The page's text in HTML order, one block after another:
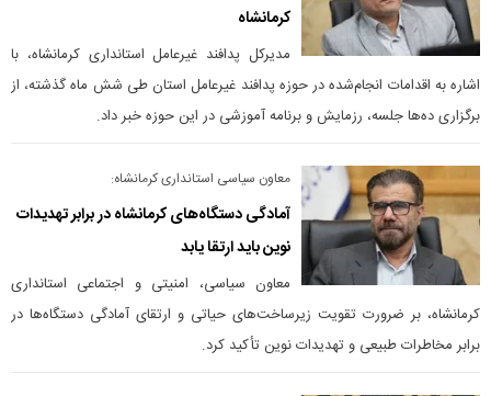
کرمانشاه
مدیرکل پدافند غیرعامل استانداری کرمانشاه، با
اشاره به اقدامات انجام‌شده در حوزه پدافند غیرعامل استان طی شش ماه گذشته، از
برگزاری ده‌ها جلسه، رزمایش و برنامه آموزشی در این حوزه خبر داد.
معاون سیاسی استانداری کرمانشاه:
آمادگی دستگاه‌های کرمانشاه در برابر تهدیدات
نوین باید ارتقا یابد
معاون سیاسی، امنیتی و اجتماعی استانداری
کرمانشاه، بر ضرورت تقویت زیرساخت‌های حیاتی و ارتقای آمادگی دستگاه‌ها در
برابر مخاطرات طبیعی و تهدیدات نوین تأکید کرد.